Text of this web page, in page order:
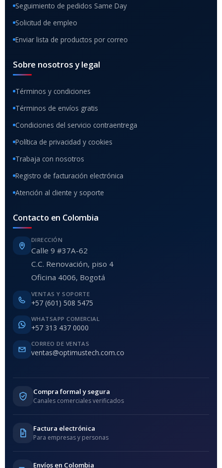
Seguimiento de pedidos Same Day
Solicitud de empleo
Enviar lista de productos por correo
Sobre nosotros y legal
Términos y condiciones
Términos de envíos gratis
Condiciones del servicio contraentrega
Política de privacidad y cookies
Trabaja con nosotros
Registro de facturación electrónica
Atención al cliente y soporte
Contacto en Colombia
DIRECCIÓN
Calle 9 #37A-62
C.C. Renovación, piso 4
Oficina 4006, Bogotá
VENTAS Y SOPORTE
+57 (601) 508 5475
WHATSAPP COMERCIAL
+57 313 437 0000
CORREO DE VENTAS
ventas@optimustech.com.co
Compra formal y segura
Canales comerciales verificados
Factura electrónica
Para empresas y personas
Envíos en Colombia